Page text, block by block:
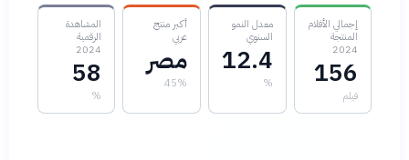
إجمالي الأفلام
المنتجة
2024
156
فيلم
معدل النمو
السنوي
12.4
%
أكبر منتج
عربي
مصر
45%
المشاهدة
الرقمية
2024
58
%